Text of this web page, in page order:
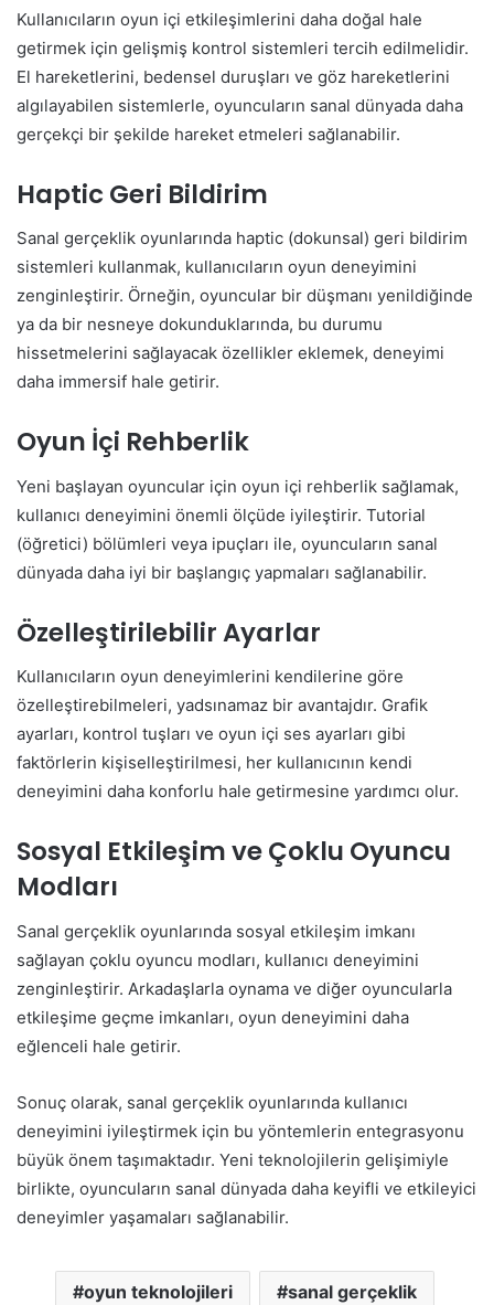
Kullanıcıların oyun içi etkileşimlerini daha doğal hale
getirmek için gelişmiş kontrol sistemleri tercih edilmelidir.
El hareketlerini, bedensel duruşları ve göz hareketlerini
algılayabilen sistemlerle, oyuncuların sanal dünyada daha
gerçekçi bir şekilde hareket etmeleri sağlanabilir.
Haptic Geri Bildirim
Sanal gerçeklik oyunlarında haptic (dokunsal) geri bildirim
sistemleri kullanmak, kullanıcıların oyun deneyimini
zenginleştirir. Örneğin, oyuncular bir düşmanı yenildiğinde
ya da bir nesneye dokunduklarında, bu durumu
hissetmelerini sağlayacak özellikler eklemek, deneyimi
daha immersif hale getirir.
Oyun İçi Rehberlik
Yeni başlayan oyuncular için oyun içi rehberlik sağlamak,
kullanıcı deneyimini önemli ölçüde iyileştirir. Tutorial
(öğretici) bölümleri veya ipuçları ile, oyuncuların sanal
dünyada daha iyi bir başlangıç yapmaları sağlanabilir.
Özelleştirilebilir Ayarlar
Kullanıcıların oyun deneyimlerini kendilerine göre
özelleştirebilmeleri, yadsınamaz bir avantajdır. Grafik
ayarları, kontrol tuşları ve oyun içi ses ayarları gibi
faktörlerin kişiselleştirilmesi, her kullanıcının kendi
deneyimini daha konforlu hale getirmesine yardımcı olur.
Sosyal Etkileşim ve Çoklu Oyuncu
Modları
Sanal gerçeklik oyunlarında sosyal etkileşim imkanı
sağlayan çoklu oyuncu modları, kullanıcı deneyimini
zenginleştirir. Arkadaşlarla oynama ve diğer oyuncularla
etkileşime geçme imkanları, oyun deneyimini daha
eğlenceli hale getirir.
Sonuç olarak, sanal gerçeklik oyunlarında kullanıcı
deneyimini iyileştirmek için bu yöntemlerin entegrasyonu
büyük önem taşımaktadır. Yeni teknolojilerin gelişimiyle
birlikte, oyuncuların sanal dünyada daha keyifli ve etkileyici
deneyimler yaşamaları sağlanabilir.
oyun teknolojileri sanal gerçeklik